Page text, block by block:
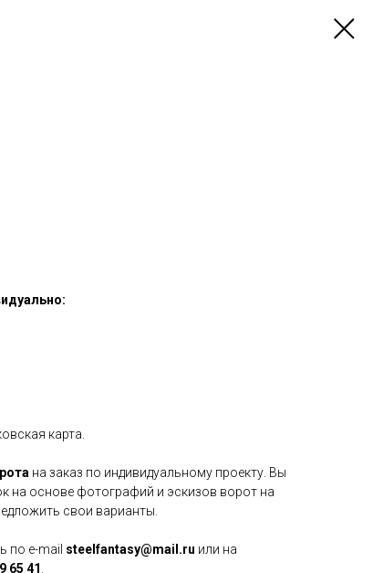
карта.
на заказ по индивидуальному проекту. Вы
на основе фотографий и эскизов ворот на
свои варианты.
по e-mail steelfantasy@mail.ru или на
65 41.